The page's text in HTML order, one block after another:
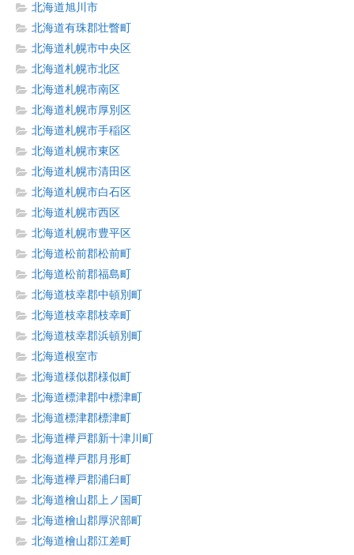
北海道旭川市
北海道有珠郡壮瞥町
北海道札幌市中央区
北海道札幌市北区
北海道札幌市南区
北海道札幌市厚別区
北海道札幌市手稲区
北海道札幌市東区
北海道札幌市清田区
北海道札幌市白石区
北海道札幌市西区
北海道札幌市豊平区
北海道松前郡松前町
北海道松前郡福島町
北海道枝幸郡中頓別町
北海道枝幸郡枝幸町
北海道枝幸郡浜頓別町
北海道根室市
北海道様似郡様似町
北海道標津郡中標津町
北海道標津郡標津町
北海道樺戸郡新十津川町
北海道樺戸郡月形町
北海道樺戸郡浦臼町
北海道檜山郡上ノ国町
北海道檜山郡厚沢部町
北海道檜山郡江差町